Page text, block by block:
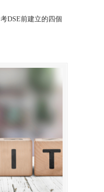
考DSE前建立的四個